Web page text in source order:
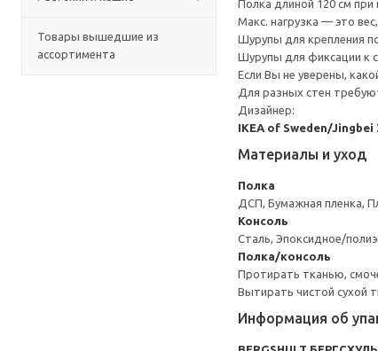
Товары вышедшие из
ассортимента
Полка длиной 120 см при
Макс. нагрузка — это
Шурупы для крепления
Шурупы для фиксации к
Если Вы не уверены,
Для разных стен
Дизайнер:
IKEA of Sweden/Jingbei
Материалы и уход
Полка
ДСП, Бумажная пленка,
Консоль
Сталь, Эпоксидное/
Полка/консоль
Протирать тканью,
Вытирать чистой сухой
Информация об